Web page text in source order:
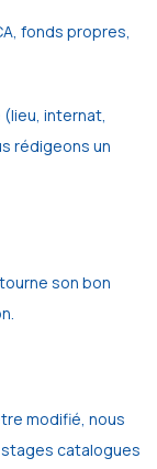
fonds propres,
(lieu, internat,
rédigeons un
son bon
modifié, nous
catalogues